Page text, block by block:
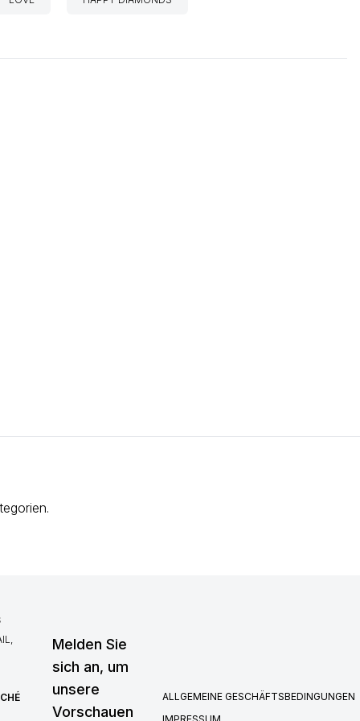
Melden Sie
sich an, um
unsere
Vorschauen
ALLGEMEINE GESCHÄFTSBEDINGUNGEN
IMPRESSUM